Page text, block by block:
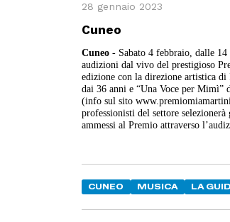
28 gennaio 2023
Cuneo
Cuneo - Sabato 4 febbraio, dalle
audizioni dal vivo del prestigioso
edizione con la direzione artistica di
dai 36 anni e “Una Voce per Mimì”
(info sul sito
professionisti del settore
ammessi al Premio attraverso
CUNEO MUSICA LA